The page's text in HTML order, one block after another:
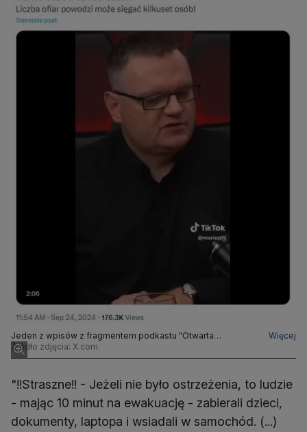
Jeden z wpisów z fragmentem podkastu "Otwarta
konserwa". Rozmówcą Krzysztofa Ziemca był Radek Pogoda
Więcej
Źródło zdjęcia: X.com
"!!Straszne!! - Jeżeli nie było ostrzeżenia, to ludzie
- mając 10 minut na ewakuację - zabierali dzieci,
dokumenty, laptopa i wsiadali w samochód. (...)